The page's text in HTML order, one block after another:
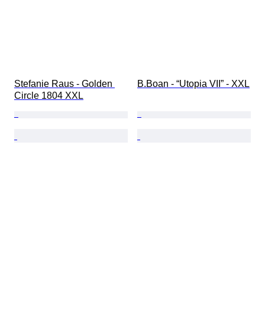
Stefanie Raus - Golden
Circle 1804 XXL
B.Boan - “Utopia VII” - XXL